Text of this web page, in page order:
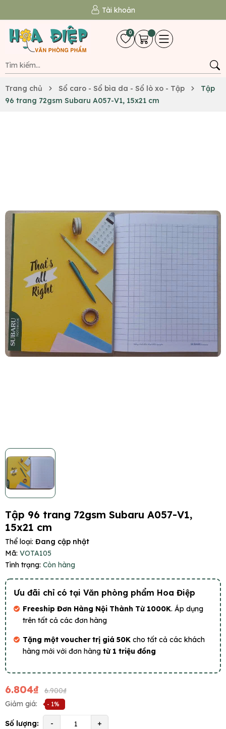
Tài khoản
0
Trang chủ Sổ caro - Sổ bìa da - Sổ lò xo - Tập
Tập
96 trang 72gsm Subaru A057-V1, 15x21 cm
Tập 96 trang 72gsm Subaru A057-V1,
15x21 cm
Thể loại: Đang cập nhật
Mã: VOTA105
Tình trạng: Còn hàng
Ưu đãi chỉ có tại Văn phòng phẩm Hoa Điệp
Freeship Đơn Hàng Nội Thành Từ 1000K. Áp dụng
trên tất cả các đơn hàng
Tặng một voucher trị giá 50K cho tất cả các khách
hàng mới với đơn hàng từ 1 triệu đồng
6.804₫
6.900₫
Giảm giá:
- 1%
Số lượng: - +